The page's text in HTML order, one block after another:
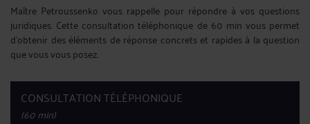
Maître Petroussenko vous rappelle pour répondre à vos questions
juridiques. Cette consultation téléphonique de 60 min vous permet
d'obtenir des éléments de réponse concrets et rapides à la question
que vous vous posez.
CONSULTATION TÉLÉPHONIQUE
(60 min)